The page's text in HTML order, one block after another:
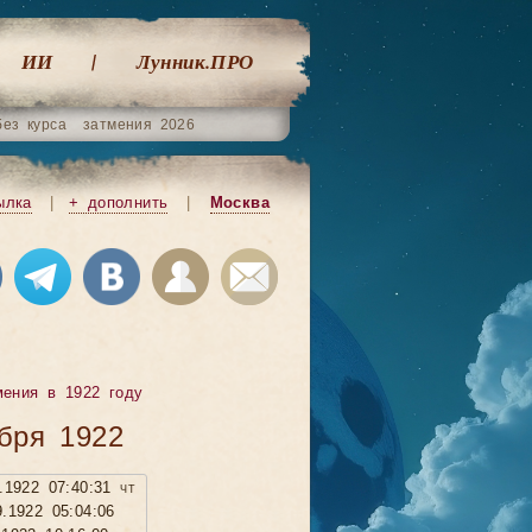
ИИ Лунник.ПРО
курса затмения 2026
+ дополнить Москва
в 1922 году
1922
07:40:31 чт
05:04:06